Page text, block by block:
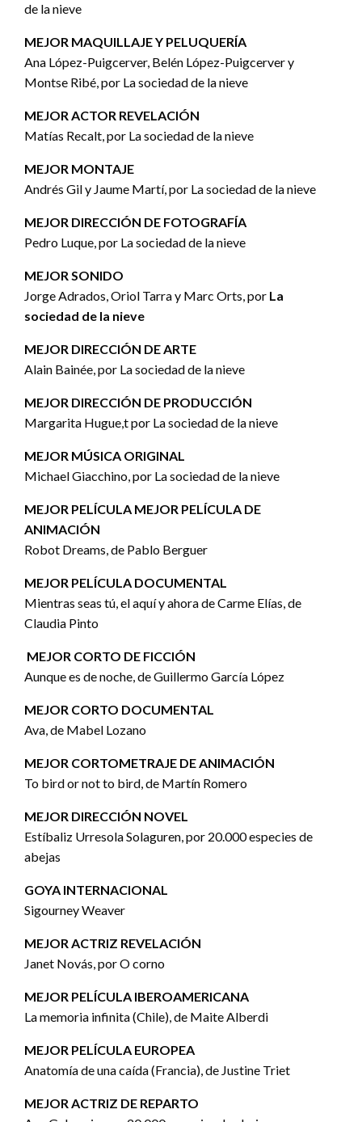
de la nieve
MEJOR MAQUILLAJE Y PELUQUERÍA
Ana López-Puigcerver, Belén López-Puigcerver y
Montse Ribé, por La sociedad de la nieve
MEJOR ACTOR REVELACIÓN
Matías Recalt, por La sociedad de la nieve
MEJOR MONTAJE
Andrés Gil y Jaume Martí, por La sociedad de la nieve
MEJOR DIRECCIÓN DE FOTOGRAFÍA
Pedro Luque, por La sociedad de la nieve
MEJOR SONIDO
Jorge Adrados, Oriol Tarra y Marc Orts, por La
sociedad de la nieve
MEJOR DIRECCIÓN DE ARTE
Alain Bainée, por La sociedad de la nieve
MEJOR DIRECCIÓN DE PRODUCCIÓN
Margarita Hugue,t por La sociedad de la nieve
MEJOR MÚSICA ORIGINAL
Michael Giacchino, por La sociedad de la nieve
MEJOR PELÍCULA MEJOR PELÍCULA DE
ANIMACIÓN
Robot Dreams, de Pablo Berguer
MEJOR PELÍCULA DOCUMENTAL
Mientras seas tú, el aquí y ahora de Carme Elías, de
Claudia Pinto
MEJOR CORTO DE FICCIÓN
Aunque es de noche, de Guillermo García López
MEJOR CORTO DOCUMENTAL
Ava, de Mabel Lozano
MEJOR CORTOMETRAJE DE ANIMACIÓN
To bird or not to bird,de Martín Romero
MEJOR DIRECCIÓN NOVEL
Estíbaliz Urresola Solaguren, por 20.000 especies de
abejas
GOYA INTERNACIONAL
Sigourney Weaver
MEJOR ACTRIZ REVELACIÓN
Janet Novás, por O corno
MEJOR PELÍCULA IBEROAMERICANA
La memoria infinita (Chile), de Maite Alberdi
MEJOR PELÍCULA EUROPEA
Anatomía de una caída (Francia), de Justine Triet
MEJOR ACTRIZ DE REPARTO